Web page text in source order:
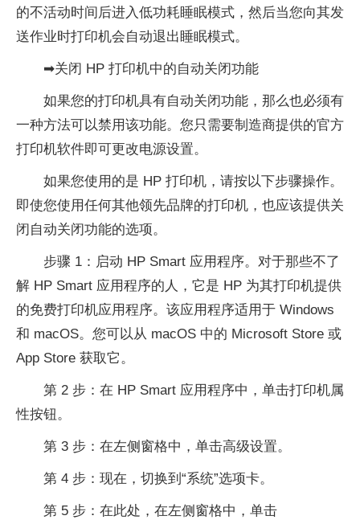
的不活动时间后进入低功耗睡眠模式，然后当您向其发
送作业时打印机会自动退出睡眠模式。
➡关闭 HP 打印机中的自动关闭功能
如果您的打印机具有自动关闭功能，那么也必须有
一种方法可以禁用该功能。您只需要制造商提供的官方
打印机软件即可更改电源设置。
如果您使用的是 HP 打印机，请按以下步骤操作。
即使您使用任何其他领先品牌的打印机，也应该提供关
闭自动关闭功能的选项。
步骤 1：启动 HP Smart 应用程序。对于那些不了
解 HP Smart 应用程序的人，它是 HP 为其打印机提供
的免费打印机应用程序。该应用程序适用于 Windows
和 macOS。您可以从 macOS 中的 Microsoft Store 或
App Store 获取它。
第 2 步：在 HP Smart 应用程序中，单击打印机属
性按钮。
第 3 步：在左侧窗格中，单击高级设置。
第 4 步：现在，切换到“系统”选项卡。
第 5 步：在此处，在左侧窗格中，单击